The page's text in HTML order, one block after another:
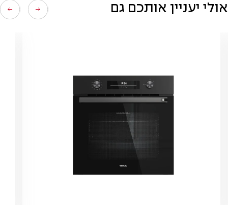
אולי יעניין אותכם גם